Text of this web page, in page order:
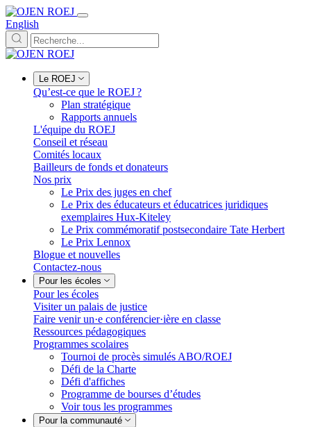
English
Le ROEJ
Qu’est-ce que le ROEJ ?
Plan stratégique
Rapports annuels
L'équipe du ROEJ
Conseil et réseau
Comités locaux
Bailleurs de fonds et donateurs
Nos prix
Le Prix des juges en chef
Le Prix des éducateurs et éducatrices juridiques
exemplaires Hux-Kiteley
Le Prix commémoratif postsecondaire Tate Herbert
Le Prix Lennox
Blogue et nouvelles
Contactez-nous
Pour les écoles
Pour les écoles
Visiter un palais de justice
Faire venir un·e conférencier·ière en classe
Ressources pédagogiques
Programmes scolaires
Tournoi de procès simulés ABO/ROEJ
Défi de la Charte
Défi d'affiches
Programme de bourses d’études
Voir tous les programmes
Pour la communauté